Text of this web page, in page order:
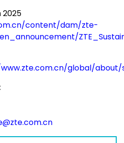
2025
content/dam/zte-
global/about/